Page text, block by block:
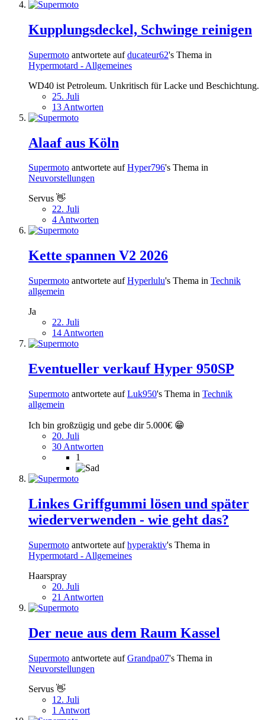
Kupplungsdeckel, Schwinge reinigen
Supermoto antwortete aufducateur62's Thema in
Hypermotard - Allgemeines
WD40 ist Petroleum. Unkritisch für Lacke und Beschichtung.
25. Juli
13 Antworten
Alaaf aus Köln
Supermoto antwortete aufHyper796's Thema in
Neuvorstellungen
Servus 👋
22. Juli
4 Antworten
Kette spannen V2 2026
Supermoto antwortete aufHyperlulu's Thema in Technik
allgemein
Ja
22. Juli
14 Antworten
Eventueller verkauf Hyper 950SP
Supermoto antwortete aufLuk950's Thema in Technik
allgemein
Ich bin großzügig und gebe dir 5.000€ 😁
20. Juli
30 Antworten
1
Linkes Griffgummi lösen und später
wiederverwenden - wie geht das?
Supermoto antwortete aufhyperaktiv's Thema in
Hypermotard - Allgemeines
Haarspray
20. Juli
21 Antworten
Der neue aus dem Raum Kassel
Supermoto antwortete aufGrandpa07's Thema in
Neuvorstellungen
Servus 👋
12. Juli
1 Antwort